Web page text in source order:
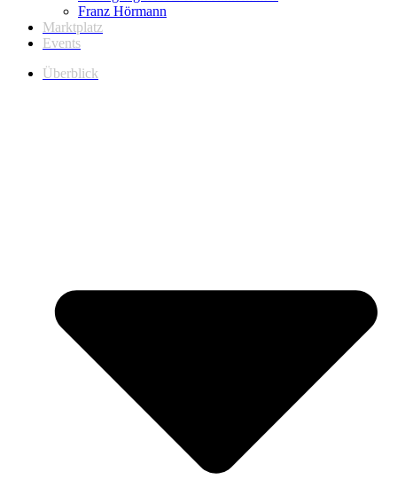
Franz Hörmann
Marktplatz
Events
Überblick